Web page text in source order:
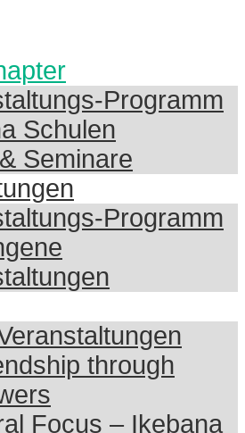
Programm
Schulen
Seminare
Programm
through
Focus – Ikebana